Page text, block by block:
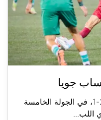
جويا
فوز الأنصار على جويا الرياضي 2-1، في الجولة الخامسة
اللب...